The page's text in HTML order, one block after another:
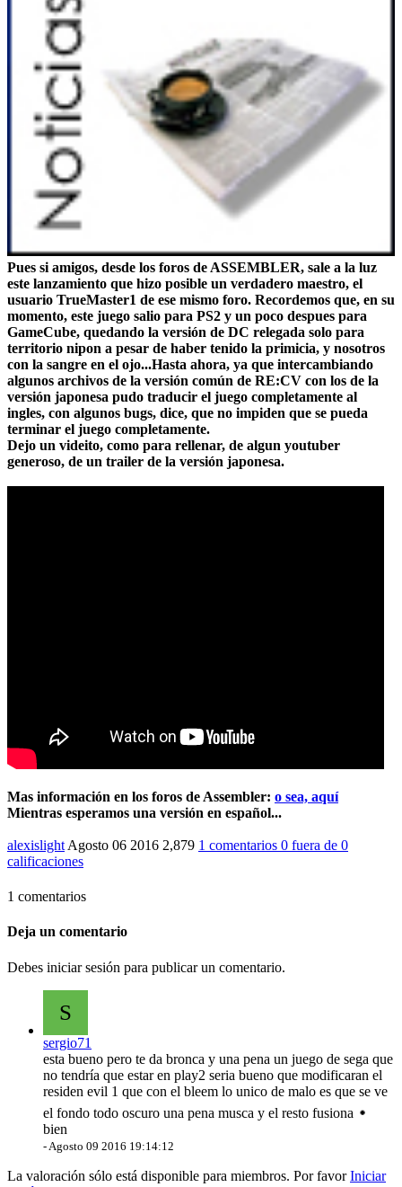
Pues si amigos, desde los foros de ASSEMBLER, sale a la luz
este lanzamiento que hizo posible un verdadero maestro, el
usuario TrueMaster1 de ese mismo foro. Recordemos que, en su
momento, este juego salio para PS2 y un poco despues para
GameCube, quedando la versión de DC relegada solo para
territorio nipon a pesar de haber tenido la primicia, y nosotros
con la sangre en el ojo...Hasta ahora, ya que intercambiando
algunos archivos de la versión común de RE:CV con los de la
versión japonesa pudo traducir el juego completamente al
ingles, con algunos bugs, dice, que no impiden que se pueda
terminar el juego completamente.
Dejo un videito, como para rellenar, de algun youtuber
generoso, de un trailer de la versión japonesa.
Mas información en los foros de Assembler: o sea, aquí
Mientras esperamos una versión en español...
alexislight Agosto 06 2016 2,879 1 comentarios 0 fuera de 0
calificaciones
1 comentarios
Deja un comentario
Debes iniciar sesión para publicar un comentario.
S
sergio71
esta bueno pero te da bronca y una pena un juego de sega que
no tendría que estar en play2 seria bueno que modificaran el
residen evil 1 que con el bleem lo unico de malo es que se ve
el fondo todo oscuro una pena musca y el resto fusiona
bien
- Agosto 09 2016 19:14:12
La valoración sólo está disponible para miembros. Por favorIniciar